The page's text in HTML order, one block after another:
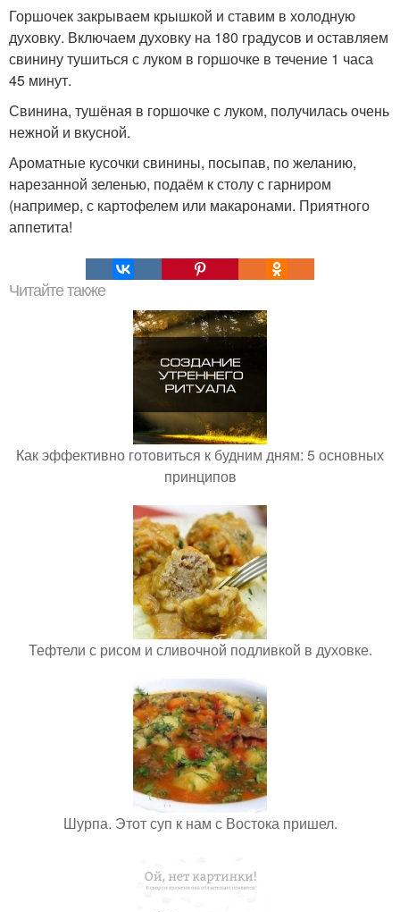
Горшочек закрываем крышкой и ставим в холодную
духовку. Включаем духовку на 180 градусов и оставляем
свинину тушиться с луком в горшочке в течение 1 часа
45 минут.
Свинина, тушёная в горшочке с луком, получилась очень
нежной и вкусной.
Ароматные кусочки свинины, посыпав, по желанию,
нарезанной зеленью, подаём к столу с гарниром
(например, с картофелем или макаронами. Приятного
аппетита!
Читайте также
Как эффективно готовиться к будним дням: 5 основных
принципов
Тефтели с рисом и сливочной подливкой в духовке.
Шурпа. Этот суп к нам с Востока пришел.